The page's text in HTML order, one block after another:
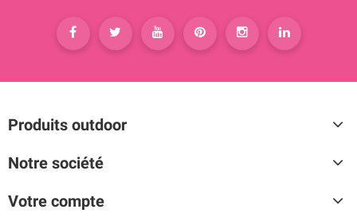
Produits outdoor
Notre société
Votre compte